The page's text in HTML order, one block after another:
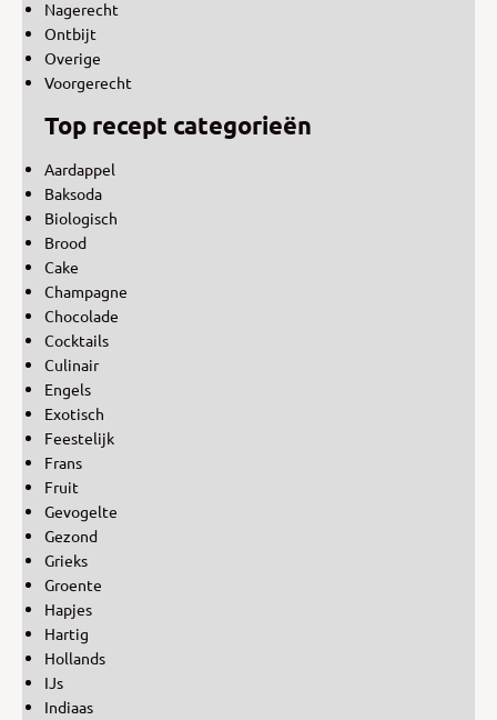
Nagerecht
Ontbijt
Overige
Voorgerecht
Top recept categorieën
Aardappel
Baksoda
Biologisch
Brood
Cake
Champagne
Chocolade
Cocktails
Culinair
Engels
Exotisch
Feestelijk
Frans
Fruit
Gevogelte
Gezond
Grieks
Groente
Hapjes
Hartig
Hollands
IJs
Indiaas